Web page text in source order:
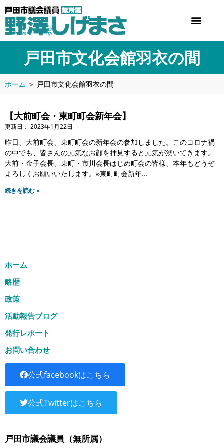
戸田市文化会館羽衣の間
ホーム ＞ 戸田市文化会館羽衣の間
【大前町会・東町町会新年会】
2023年1月22日
昨日、大前町会、東町町会の新年会の参加しました。このコロナ禍
の中でも、皆さんの元気なお顔を拝見すると元気が湧いてきます。
大前・金子会長、東町・市川会長はじめ町会の皆様、本年もどうぞ
よろしくお願いいたします。※東町町会新年
続きを読む »
ホーム
略歴
政策
活動報告ブログ
発行レポート
お問い合わせ
公式facebookはこちら
公式Twitterはこちら
戸田市議会議員（無所属）